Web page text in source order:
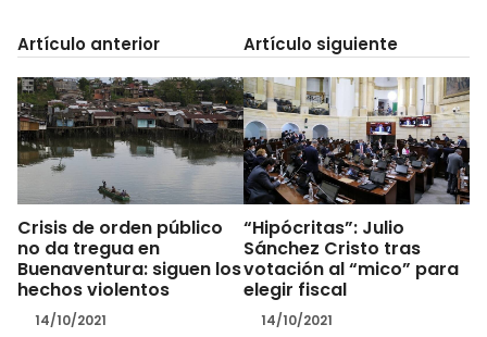
Artículo anterior
Crisis de orden público
no da tregua en
Buenaventura: siguen los
hechos violentos
14/10/2021
Artículo siguiente
“Hipócritas”: Julio
Sánchez Cristo tras
votación al “mico” para
elegir fiscal
14/10/2021